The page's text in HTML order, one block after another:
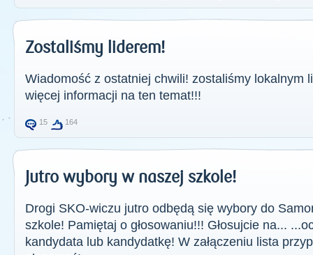
Zostaliśmy liderem!
Wiadomość z ostatniej chwili! zostaliśmy lokalnym
więcej informacji na ten temat!!!
15 164
Jutro wybory w naszej szkole!
Drogi SKO-wiczu jutro odbędą się wybory do
szkole! Pamiętaj o głosowaniu!!! Głosujcie na...
kandydata lub kandydatkę! W załączeniu lista